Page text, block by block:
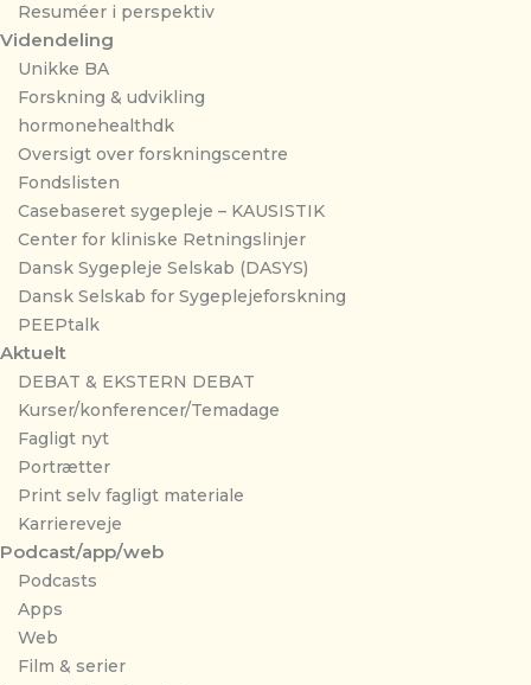
Resuméer i perspektiv
Videndeling
Unikke BA
Forskning & udvikling
hormonehealthdk
Oversigt over forskningscentre
Fondslisten
Casebaseret sygepleje – KAUSISTIK
Center for kliniske Retningslinjer
Dansk Sygepleje Selskab (DASYS)
Dansk Selskab for Sygeplejeforskning
PEEPtalk
Aktuelt
DEBAT & EKSTERN DEBAT
Kurser/konferencer/Temadage
Fagligt nyt
Portrætter
Print selv fagligt materiale
Karriereveje
Podcast/app/web
Podcasts
Apps
Web
Film & serier